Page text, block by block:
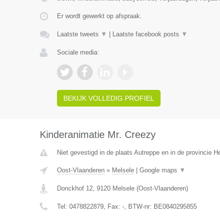
Er wordt gewerkt op afspraak.
Laatste tweets ▼ Laatste facebook posts ▼
Sociale media:
BEKIJK VOLLEDIG PROFIEL
Kinderanimatie Mr. Creezy
Niet gevestigd in de plaats Autreppe en in de provincie
Oost-Vlaanderen» Melsele| Google maps ▼
Donckhof 12, 9120 Melsele(Oost-Vlaanderen)
Tel: 0478822879, Fax: -, BTW-nr: BE0840295855